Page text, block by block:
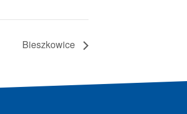
Bieszkowice